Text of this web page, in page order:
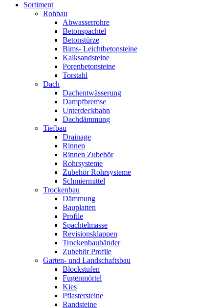
Sortiment
Rohbau
Abwasserrohre
Betonspachtel
Betonstürze
Bims- Leichtbetonsteine
Kalksandsteine
Porenbetonsteine
Torstahl
Dach
Dachentwässerung
Dampfbremse
Unterdeckbahn
Dachdämmung
Tiefbau
Drainage
Rinnen
Rinnen Zubehör
Rohrsysteme
Zubehör Rohrsysteme
Schmiermittel
Trockenbau
Dämmung
Bauplatten
Profile
Spachtelmasse
Revisionsklappen
Trockenbaubänder
Zubehör Profile
Garten- und Landschaftsbau
Blockstufen
Fugenmörtel
Kies
Pflastersteine
Randsteine